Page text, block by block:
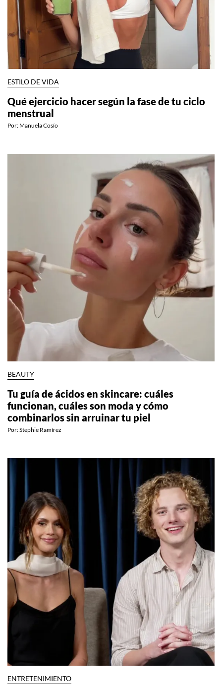
ESTILO DE VIDA
Qué ejercicio hacer según la fase de tu ciclo
menstrual
Por: Manuela Cosío
BEAUTY
Tu guía de ácidos en skincare: cuáles
funcionan, cuáles son moda y cómo
combinarlos sin arruinar tu piel
Por:Stephie Ramírez
ENTRETENIMIENTO